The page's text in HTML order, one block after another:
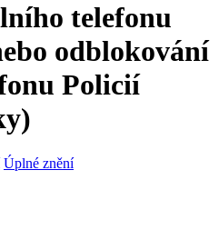
telefonu
odblokování
Policií
Úplné znění